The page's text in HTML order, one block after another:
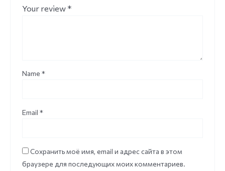
Your review *
Name *
Email *
Сохранить моё имя, email и адрес сайта в этом
браузере для последующих моих комментариев.